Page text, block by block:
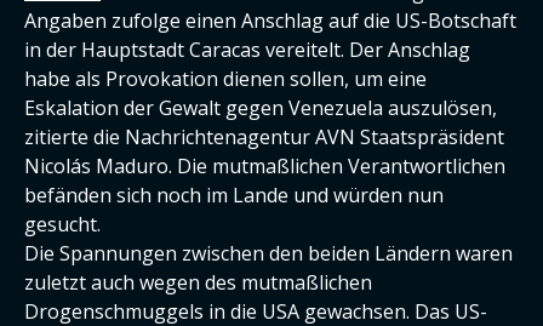
Angaben zufolge einen Anschlag auf die US-Botschaft
in der Hauptstadt Caracas vereitelt. Der Anschlag
habe als Provokation dienen sollen, um eine
Eskalation der Gewalt gegen Venezuela auszulösen,
zitierte die Nachrichtenagentur AVN Staatspräsident
Nicolás Maduro. Die mutmaßlichen Verantwortlichen
befänden sich noch im Lande und würden nun
gesucht.
Die Spannungen zwischen den beiden Ländern waren
zuletzt auch wegen des mutmaßlichen
Drogenschmuggels in die USA gewachsen. Das US-